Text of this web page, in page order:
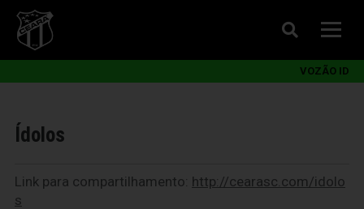
VOZÃO ID
Ídolos
Link para compartilhamento: http://cearasc.com/idolo
s